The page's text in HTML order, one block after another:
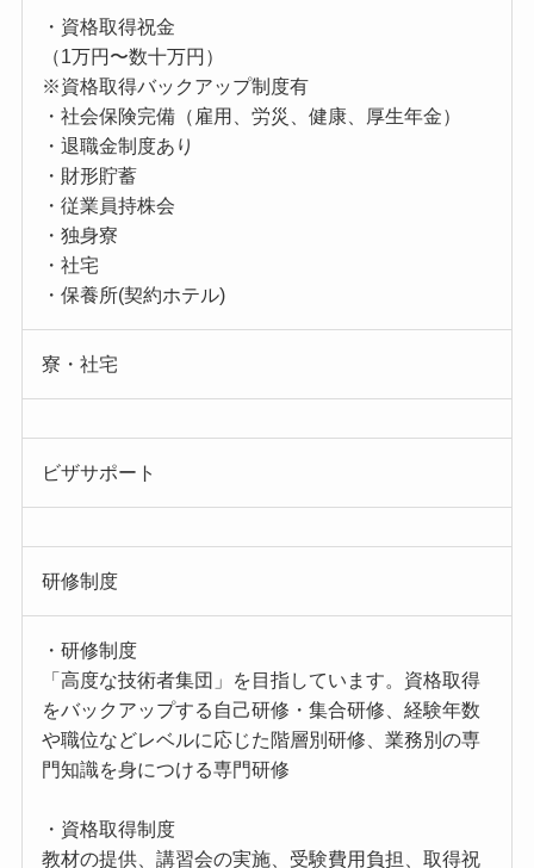
・資格取得祝金
（1万円〜数十万円）
※資格取得バックアップ制度有
・社会保険完備（雇用、労災、健康、厚生年金）
・退職金制度あり
・財形貯蓄
・従業員持株会
・独身寮
・社宅
・保養所(契約ホテル)
寮・社宅
ビザサポート
研修制度
・研修制度
「高度な技術者集団」を目指しています。資格取得
をバックアップする自己研修・集合研修、経験年数
や職位などレベルに応じた階層別研修、業務別の専
門知識を身につける専門研修
・資格取得制度
教材の提供、講習会の実施、受験費用負担、取得祝